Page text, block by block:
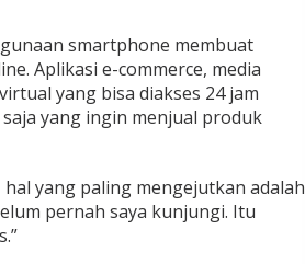
smartphone membuat
Aplikasi e-commerce, media
yang bisa diakses 24 jam
yang ingin menjual produk
yang paling mengejutkan adalah
pernah saya kunjungi. Itu